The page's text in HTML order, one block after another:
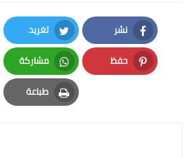
نشر
Facebook
تغريد
Twitter
حفظ
Pinterest
مشاركة
Whatsapp
طباعة
Print